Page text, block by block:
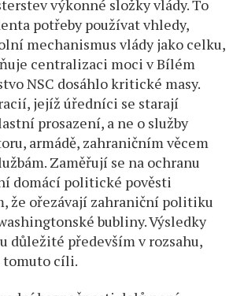
výkonné složky vlády. To
potřeby používat vhledy,
mechanismus vlády jako celku,
centralizaci moci v Bílém
NSC dosáhlo kritické masy.
jejíž úředníci se starají
prosazení, a ne o služby
armádě, zahraničním věcem
Zaměřují se na ochranu
domácí politické pověsti
že ořezávají zahraniční politiku
bubliny. Výsledky
důležité především v rozsahu,
tomuto cíli.